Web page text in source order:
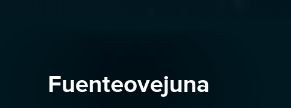
Fuenteovejuna